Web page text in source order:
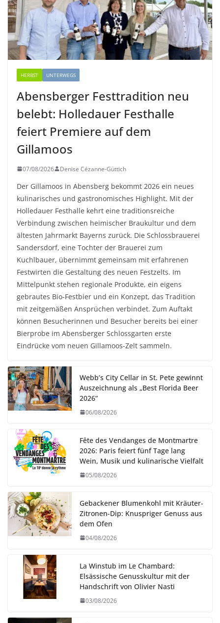
HERBST UNTERWEGS
Abensberger Festtradition neu
belebt: Holledauer Festhalle
feiert Premiere auf dem
Gillamoos
07/08/2026 Denise Cézanne-Güttich
Der Gillamoos in Abensberg bekommt 2026 ein neues
kulinarisches und gastronomisches Highlight. Mit der
Holledauer Festhalle kehrt eine traditionsreiche
Verbindung zwischen heimischer Braukultur und dem
ältesten Jahrmarkt Bayerns zurück. Die Schlossbrauerei
Sandersdorf, eine Tochter der Brauerei zum
Kuchlbauer, übernimmt gemeinsam mit erfahrenen
Festwirten die Gestaltung des neuen Festzelts. Im
Mittelpunkt stehen regionale Produkte, ein eigens
gebrautes Bio-Festbier und ein Konzept, das Tradition
mit zeitgemäßen Ansprüchen verbindet. Zum Auftakt
können Besucherinnen und Besucher bereits bei einer
Bierprobe im Abensberger Schlossgarten erste
Eindrücke vom neuen Gillamoos-Zelt sammeln.
Webb’s City Cellar in St. Pete gewinnt
Auszeichnung als „Best Florida Beer
2026“
06/08/2026
Fête des Vendanges de Montmartre
2026: Paris feiert fünf Tage lang
Wein, Musik und kulinarische Vielfalt
05/08/2026
Gebackener Blumenkohl mit Kräuter-
Zitronen-Dip: Knuspriger Genuss aus
dem Ofen
04/08/2026
La Winstub im Le Chambard:
Elsässische Genusskultur mit der
Handschrift von Olivier Nasti
03/08/2026